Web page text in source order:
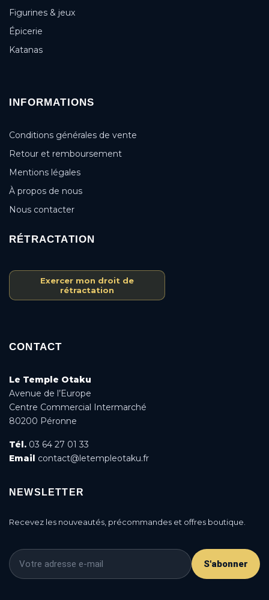
Figurines & jeux
Épicerie
Katanas
INFORMATIONS
Conditions générales de vente
Retour et remboursement
Mentions légales
À propos de nous
Nous contacter
RÉTRACTATION
Exercer mon droit de
rétractation
CONTACT
Le Temple Otaku
Avenue de l’Europe
Centre Commercial Intermarché
80200 Péronne
Tél. 03 64 27 01 33
Email contact@letempleotaku.fr
NEWSLETTER
Recevez les nouveautés, précommandes et offres boutique.
S'abonner